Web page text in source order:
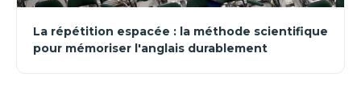
La répétition espacée : la méthode scientifique
pour mémoriser l'anglais durablement